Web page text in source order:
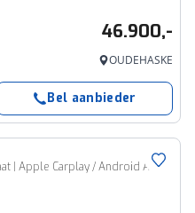
46.900,-
OUDEHASKE
Bel aanbieder
F-PACE 2.0 P400e PHEV SE | Automaat | Apple Carplay / Android Auto | Panoramadak | Parkeersensoren | Stuurverwarming |